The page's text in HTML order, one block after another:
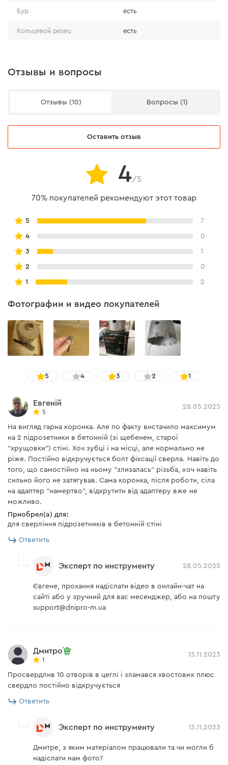
Особенности
● используется с перфораторами типа SDS+;
● запрещено использовать с такими материалами как:
армированный бетон, камень.
Бур есть
Кольцевой резец есть
Отзывы и вопросы
Отзывы (10) Вопросы (1)
Оставить отзыв
4/5
70% покупателей рекомендуют этот товар
5 7
4 0
3 1
2 0
1 2
Фотографии и видео покупателей
5 4 3 2 1
Евгеній
5
28.05.2025
На вигляд гарна коронка. Але по факту вистачило максимум
на 2 підрозетники в бетонній (зі щебенем, старої
"хрущовки") стіні. Хоч зубці і на місці, але нормально не
ріже. Постійно відкручується болт фіксації сверла. Навіть до
того, що самостійно на ньому "злизалась" різьба, хоч навіть
сильно його не затягував. Сама коронка, після роботи, сіла
на адаптер "намертво", відкрутити від адаптеру вже не
можливо.
Приобрел(а) для:
для сверління підрозетників в бетонній стіні
Ответить
Эксперт по инструменту 28.05.2025
Євгене, прохання надіслати відео в онлайн-чат на
сайті або у зручний для вас месенджер, або на пошту
support@dnipro-m.ua
Дмитро
1
13.11.2023
Просвердлив 10 отворів в цеглі і зламався хвостовик плюс
свердло постійно відкручується
Ответить
Эксперт по инструменту 13.11.2023
Дмитре, з яким матеріалом працювали та чи могли б
надіслати нам фото?